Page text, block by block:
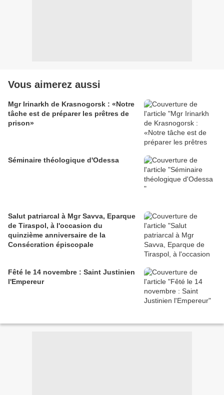
Vous aimerez aussi
Mgr Irinarkh de Krasnogorsk : «Notre
tâche est de préparer les prêtres de
prison»
Séminaire théologique d'Odessa
Salut patriarcal à Mgr Savva, Eparque
de Tiraspol, à l'occasion du
quinzième anniversaire de la
Consécration épiscopale
Fêté le 14 novembre : Saint Justinien
l'Empereur